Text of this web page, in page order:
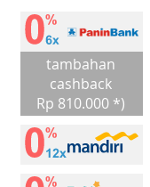
tambahan
cashback
Rp 810.000 *)